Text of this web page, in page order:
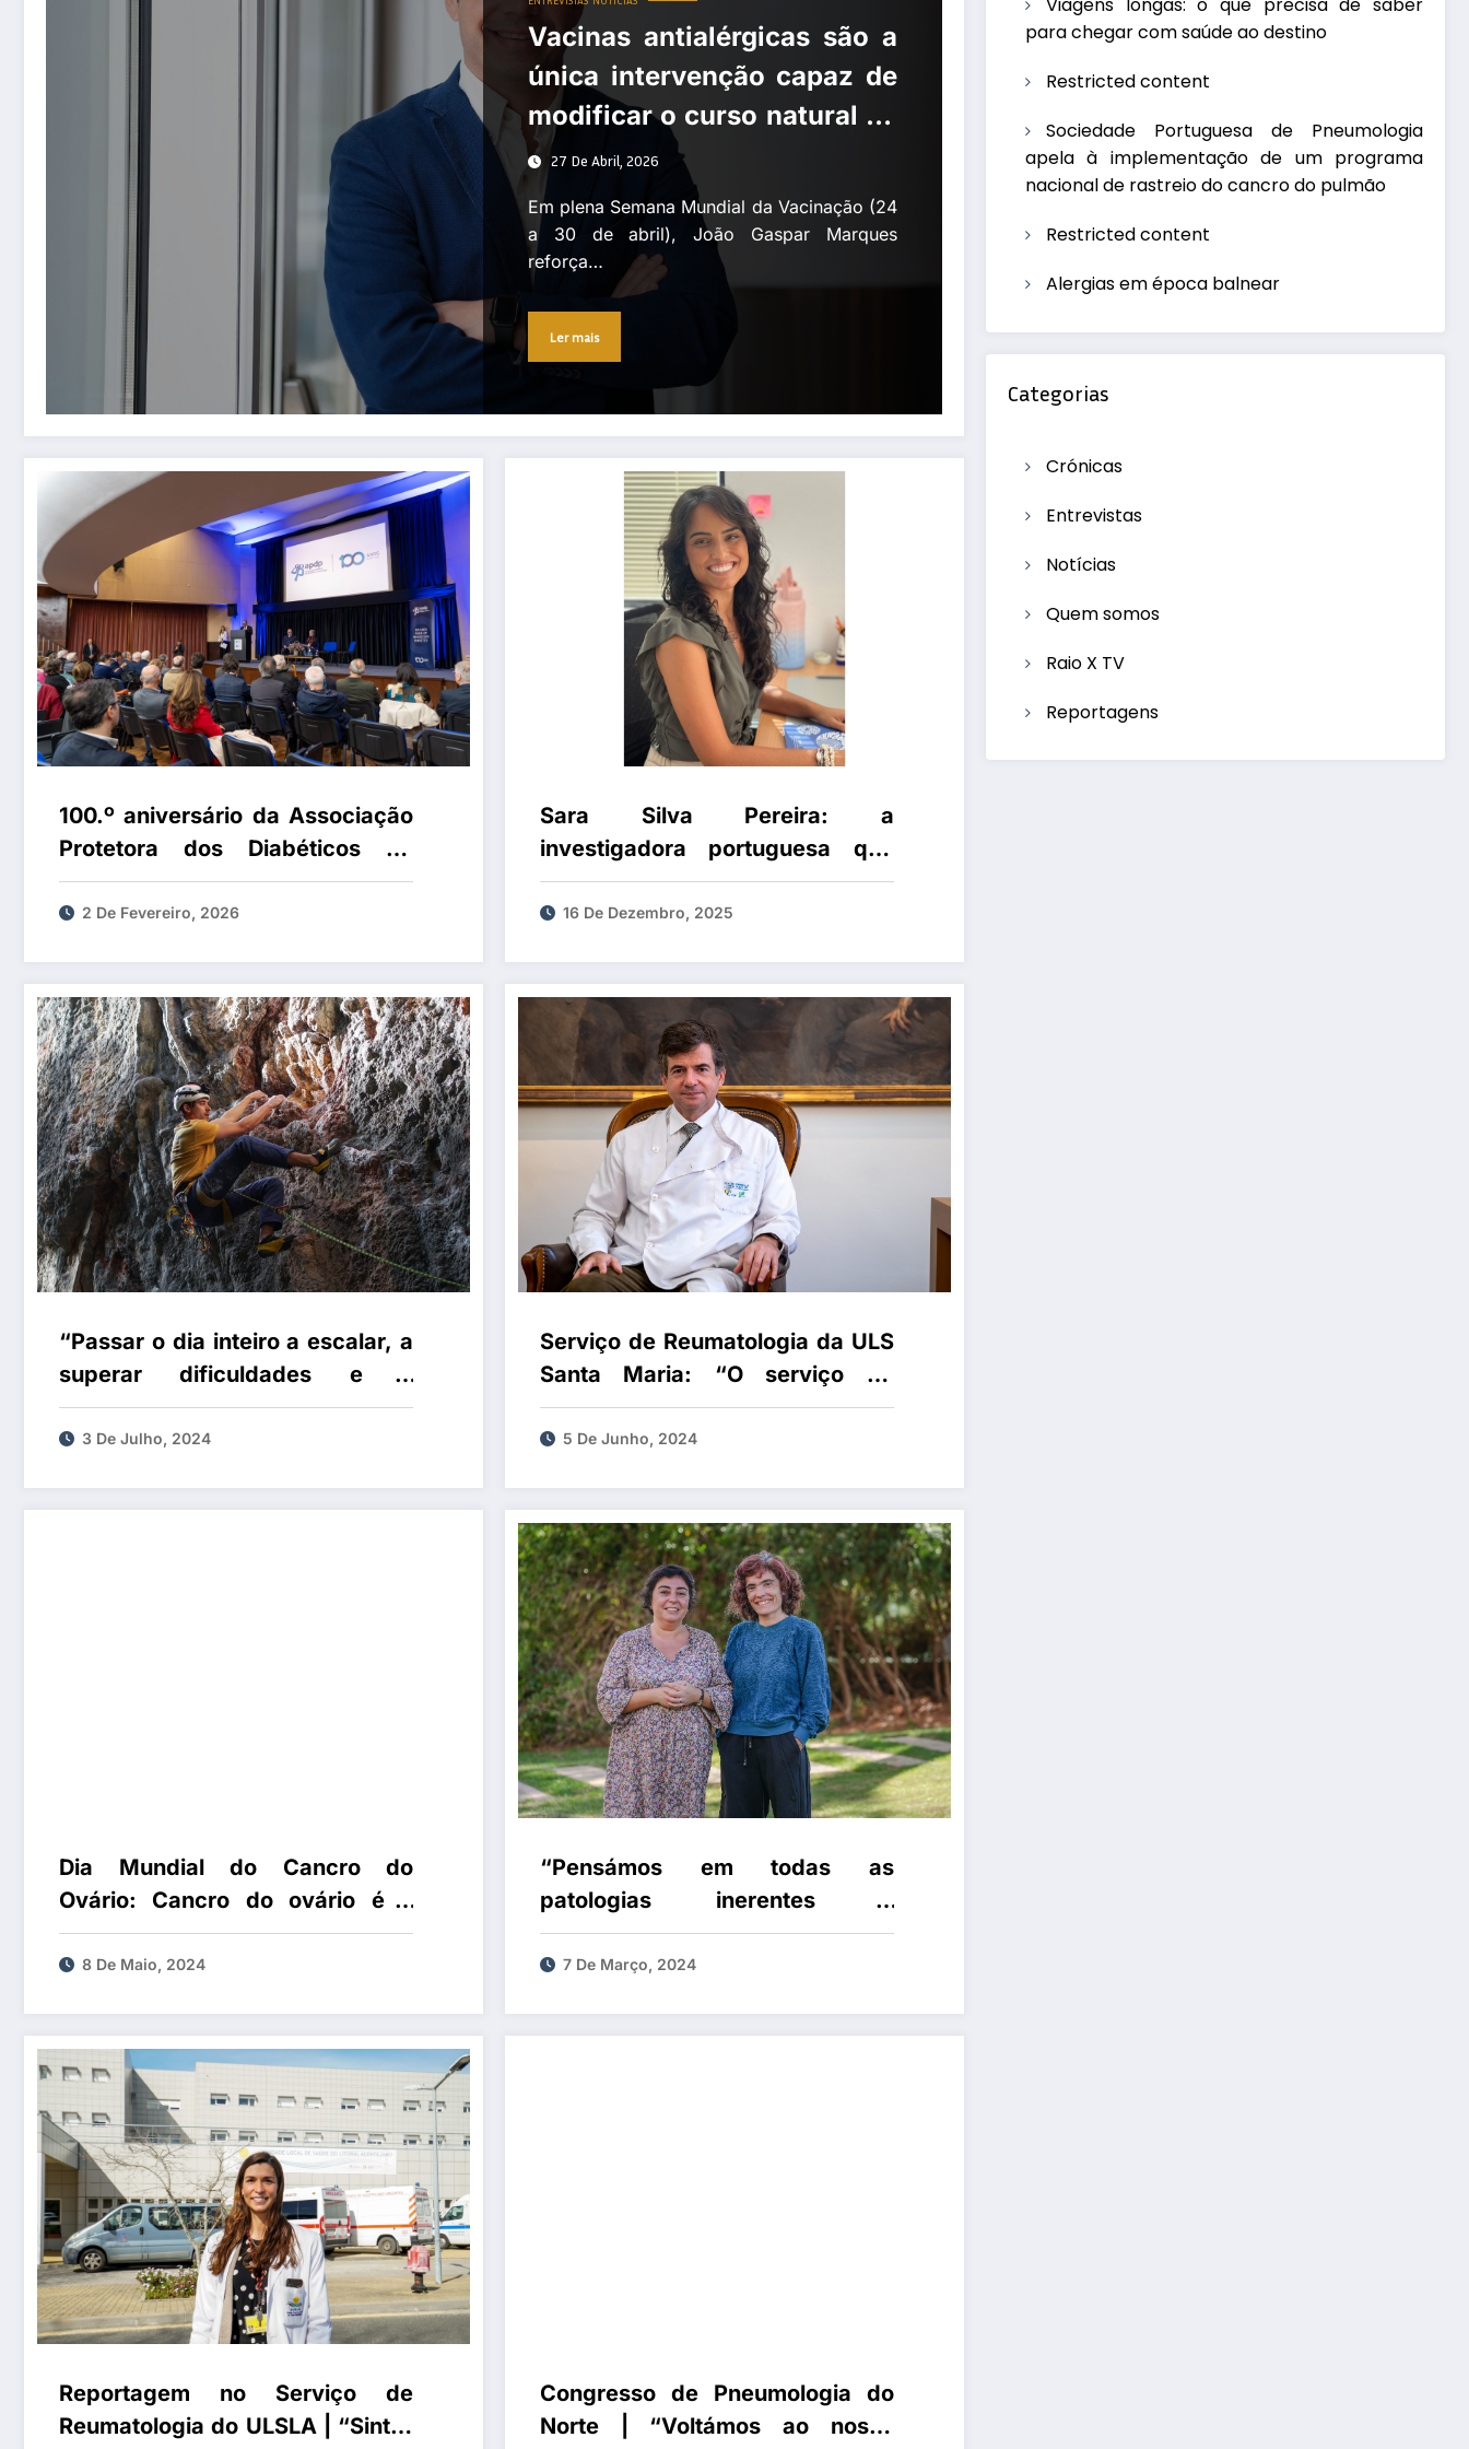
Vacinas antialérgicas são a
única intervenção capaz de
modificar o curso natural da
doença alérgica
27 De Abril, 2026
Em plena Semana Mundial da Vacinação (24
a 30 de abril), João Gaspar Marques
reforça…
Ler mais
100.º aniversário da Associação
Protetora dos Diabéticos de
Portugal
2 De Fevereiro, 2026
Sara Silva Pereira: a
investigadora portuguesa que
desvendou novos segredos da
doença do sono
16 De Dezembro, 2025
“Passar o dia inteiro a escalar, a
superar dificuldades e a
desafiar-me a mim próprio, de
forma livre, sem qualquer tipo de
verdadeiro super-herói”
3 De Julho, 2024
Serviço de Reumatologia da ULS
Santa Maria: “O serviço foi
certificado externamente e o
nosso objetivo é aumentar o nível
bom para muito bom” diz João
Eurico Cabral da Fonseca
5 De Junho, 2024
Dia Mundial do Cancro do
Ovário: Cancro do ovário é o
cancro ginecológico com a maior
taxa de mortalidade
8 De Maio, 2024
“Pensámos em todas as
patologias inerentes à
Pneumologia e na
multidisciplinariedade de forma
fizesse uma abordagem
7 De Março, 2024
Reportagem no Serviço de
Reumatologia do ULSLA | “Sinto-
Congresso de Pneumologia do
Norte | “Voltámos ao nosso
Viagens longas: o que precisa de saber
para chegar com saúde ao destino
Restricted content
Sociedade Portuguesa de Pneumologia
apela à implementação de um programa
nacional de rastreio do cancro do pulmão
Restricted content
Alergias em época balnear
Categorias
Crónicas
Entrevistas
Notícias
Quem somos
Raio X TV
Reportagens